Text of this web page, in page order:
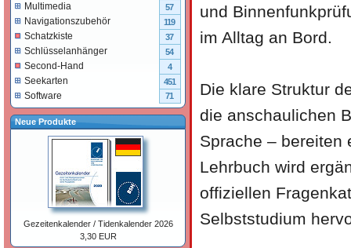
und
im Alltag an Bord.
Die klare Struktur
die anschaulichen
Sprache – bereiten
Lehrbuch wird
offiziellen
Selbststudium
Multimedia 57
Navigationszubehör 119
Schatzkiste 37
Schlüsselanhänger 54
Second-Hand 4
Seekarten 451
Software 71
Neue Produkte
Gezeitenkalender / Tidenkalender 2026
3,30 EUR